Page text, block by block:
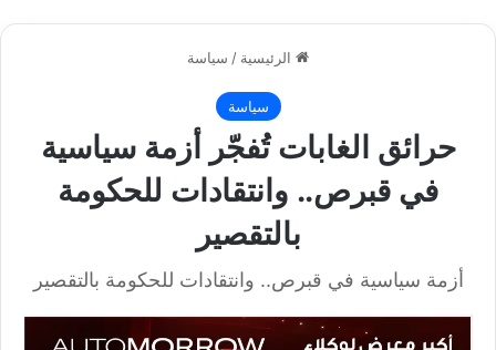
الرئيسية / سياسة
سياسة
حرائق الغابات تُفجّر أزمة سياسية
في قبرص.. وانتقادات للحكومة
بالتقصير
أزمة سياسية في قبرص.. وانتقادات للحكومة بالتقصير